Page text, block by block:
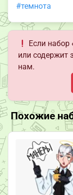
#темнота
Если набор
или содержит
нам.
Похожие